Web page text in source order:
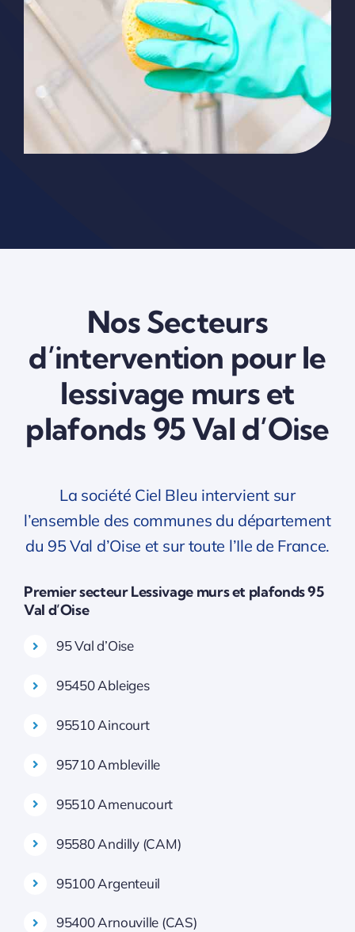
Nos Secteurs
d’intervention pour le
lessivage murs et
plafonds 95 Val d’Oise
La société Ciel Bleu intervient sur
l’ensemble des communes du département
du 95 Val d’Oise et sur toute l’Ile de France.
Premier secteur Lessivage murs et plafonds 95
Val d’Oise
95 Val d’Oise
95450 Ableiges
95510 Aincourt
95710 Ambleville
95510 Amenucourt
95580 Andilly (CAM)
95100 Argenteuil
95400 Arnouville (CAS)